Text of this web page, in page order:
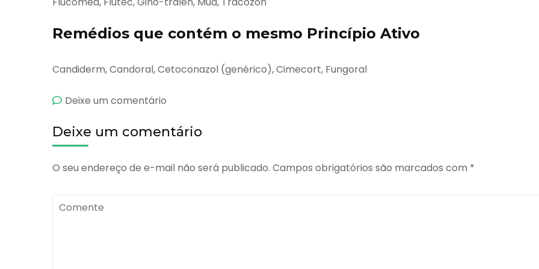
Remédios que contém o mesmo Princípio Ativo
Candiderm, Candoral, Cetoconazol (genérico), Cimecort, Fungoral
Deixe um comentário
Deixe um comentário
O seu endereço de e-mail não será publicado. Campos obrigatórios são marcados com *
Comente